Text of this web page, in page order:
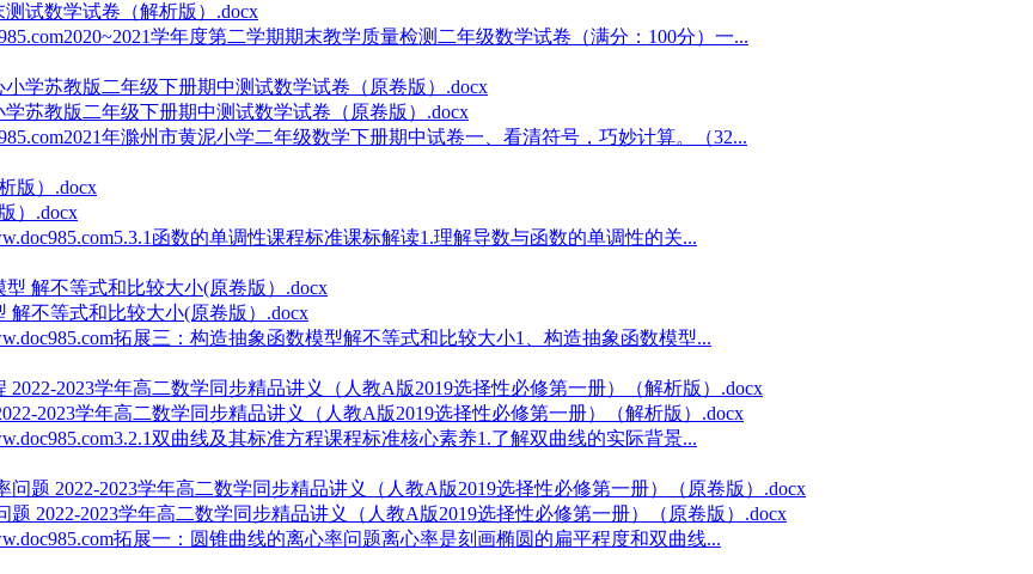
试数学试卷（解析版）.docx
学年度第二学期期末教学质量检测二年级数学试卷（满分：100分）一...
苏教版二年级下册期中测试数学试卷（原卷版）.docx
年滁州市黄泥小学二年级数学下册期中试卷一、看清符号，巧妙计算。（32...
）.docx
函数的单调性课程标准课标解读1.理解导数与函数的单调性的关...
解不等式和比较大小(原卷版）.docx
拓展三：构造抽象函数模型解不等式和比较大小1、构造抽象函数模型...
2023学年高二数学同步精品讲义（人教A版2019选择性必修第一册）（解析版）.docx
双曲线及其标准方程课程标准核心素养1.了解双曲线的实际背景...
2022-2023学年高二数学同步精品讲义（人教A版2019选择性必修第一册）（原卷版）.docx
拓展一：圆锥曲线的离心率问题离心率是刻画椭圆的扁平程度和双曲线...